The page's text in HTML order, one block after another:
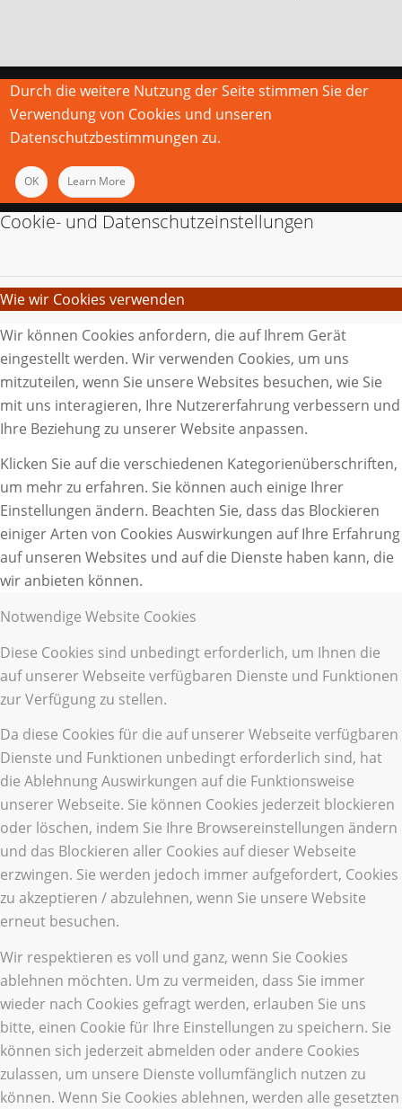
Durch die weitere Nutzung der Seite stimmen Sie der
Verwendung von Cookies und unseren
Datenschutzbestimmungen zu.
OK Learn More
Cookie- und Datenschutzeinstellungen
Wie wir Cookies verwenden
Wir können Cookies anfordern, die auf Ihrem Gerät
eingestellt werden. Wir verwenden Cookies, um uns
mitzuteilen, wenn Sie unsere Websites besuchen, wie Sie
mit uns interagieren, Ihre Nutzererfahrung verbessern und
Ihre Beziehung zu unserer Website anpassen.
Klicken Sie auf die verschiedenen Kategorienüberschriften,
um mehr zu erfahren. Sie können auch einige Ihrer
Einstellungen ändern. Beachten Sie, dass das Blockieren
einiger Arten von Cookies Auswirkungen auf Ihre Erfahrung
auf unseren Websites und auf die Dienste haben kann, die
wir anbieten können.
Notwendige Website Cookies
Diese Cookies sind unbedingt erforderlich, um Ihnen die
auf unserer Webseite verfügbaren Dienste und Funktionen
zur Verfügung zu stellen.
Da diese Cookies für die auf unserer Webseite verfügbaren
Dienste und Funktionen unbedingt erforderlich sind, hat
die Ablehnung Auswirkungen auf die Funktionsweise
unserer Webseite. Sie können Cookies jederzeit blockieren
oder löschen, indem Sie Ihre Browsereinstellungen ändern
und das Blockieren aller Cookies auf dieser Webseite
erzwingen. Sie werden jedoch immer aufgefordert, Cookies
zu akzeptieren / abzulehnen, wenn Sie unsere Website
erneut besuchen.
Wir respektieren es voll und ganz, wenn Sie Cookies
ablehnen möchten. Um zu vermeiden, dass Sie immer
wieder nach Cookies gefragt werden, erlauben Sie uns
bitte, einen Cookie für Ihre Einstellungen zu speichern. Sie
können sich jederzeit abmelden oder andere Cookies
zulassen, um unsere Dienste vollumfänglich nutzen zu
können. Wenn Sie Cookies ablehnen, werden alle gesetzten